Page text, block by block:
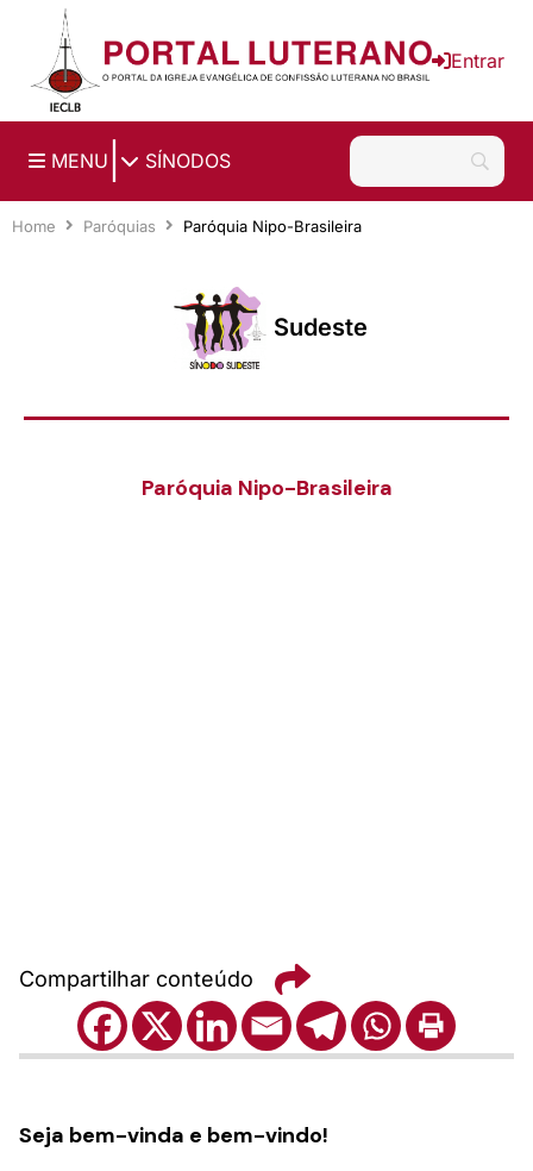
Ir para o conteúdo principal
Entrar
MENU SÍNODOS
Home Paróquias Paróquia Nipo-Brasileira
Sudeste
Paróquia Nipo-Brasileira
Compartilhar conteúdo
Seja bem-vinda e bem-vindo!